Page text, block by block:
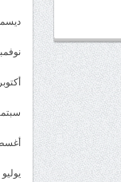
ديسمبر
نوفمبر
أكتوبر 2022
سبتمبر
يوليو 2022